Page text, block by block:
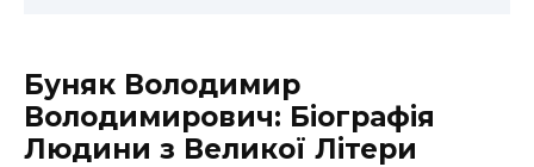
Буняк Володимир
Володимирович: Біографія
Людини з Великої Літери